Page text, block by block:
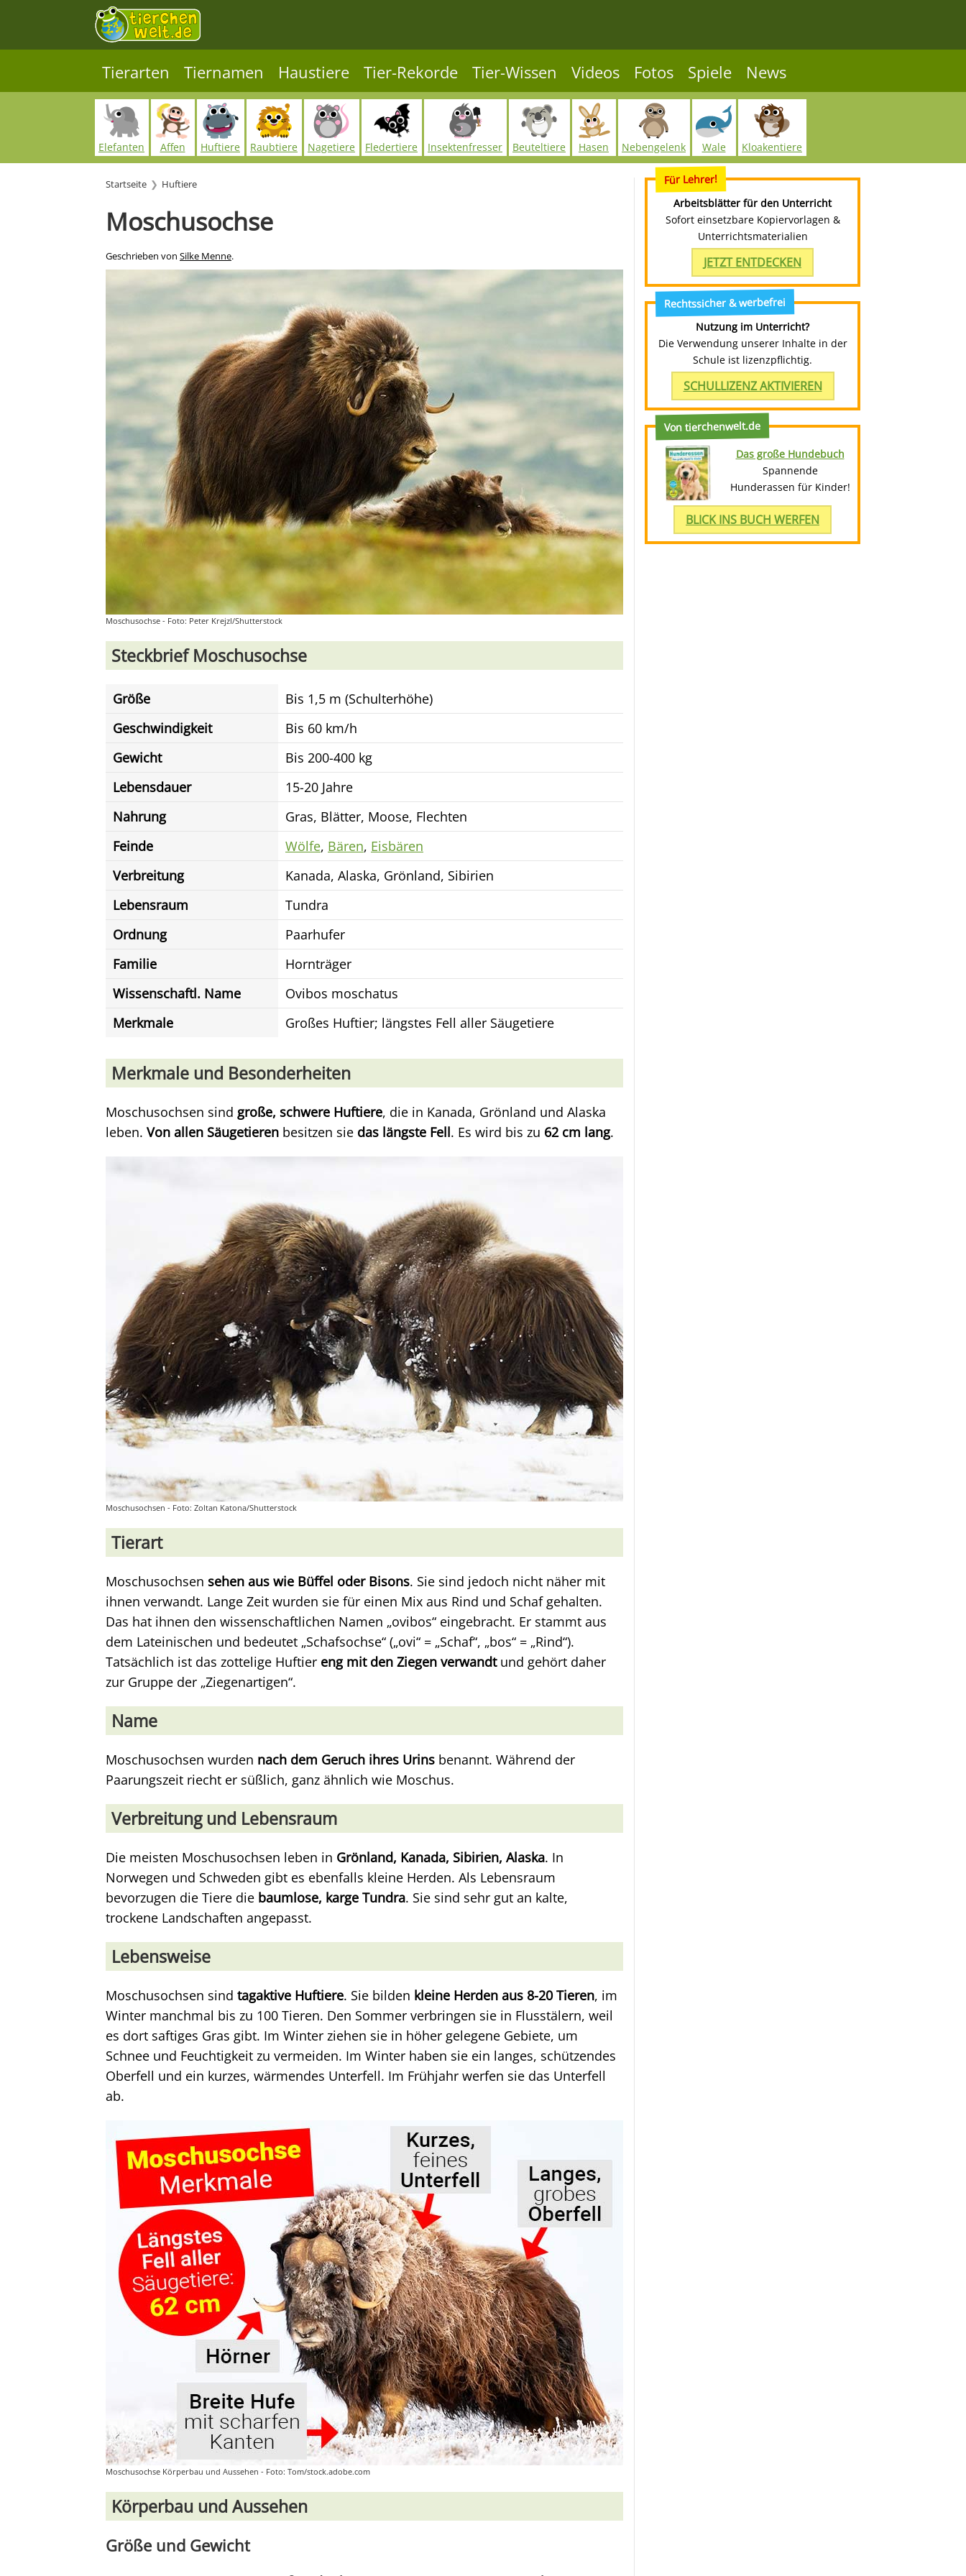
Tierarten Tiernamen Haustiere Tier-Rekorde Tier-Wissen Videos Fotos Spiele News
Elefanten Affen Huftiere Raubtiere Nagetiere Fledertiere Insektenfresser Beuteltiere Hasen Nebengelenk Wale Kloakentiere
Startseite Huftiere
Moschusochse
Geschrieben von Silke Menne.
Moschusochse - Foto: Peter Krejzl/Shutterstock
Steckbrief Moschusochse
Größe
Bis 1,5 m (Schulterhöhe)
Geschwindigkeit
Bis 60 km/h
Gewicht
Bis 200-400 kg
Lebensdauer
15-20 Jahre
Nahrung
Gras, Blätter, Moose, Flechten
Feinde
Wölfe, Bären, Eisbären
Verbreitung
Kanada, Alaska, Grönland, Sibirien
Lebensraum
Tundra
Ordnung
Paarhufer
Familie
Hornträger
Wissenschaftl. Name
Ovibos moschatus
Merkmale
Großes Huftier; längstes Fell aller Säugetiere
Merkmale und Besonderheiten
Moschusochsen sind große, schwere Huftiere, die in Kanada, Grönland und Alaska
leben. Von allen Säugetieren besitzen sie das längste Fell. Es wird bis zu 62 cm lang.
Moschusochsen - Foto: Zoltan Katona/Shutterstock
Tierart
Moschusochsen sehen aus wie Büffel oder Bisons. Sie sind jedoch nicht näher mit
ihnen verwandt. Lange Zeit wurden sie für einen Mix aus Rind und Schaf gehalten.
Das hat ihnen den wissenschaftlichen Namen „ovibos“ eingebracht. Er stammt aus
dem Lateinischen und bedeutet „Schafsochse“ („ovi“ = „Schaf“, „bos“ = „Rind“).
Tatsächlich ist das zottelige Huftier eng mit den Ziegen verwandtund gehört daher
zur Gruppe der „Ziegenartigen“.
Name
Moschusochsen wurden nach dem Geruch ihres Urins benannt. Während der
Paarungszeit riecht er süßlich, ganz ähnlich wie Moschus.
Verbreitung und Lebensraum
Die meisten Moschusochsen leben in Grönland, Kanada, Sibirien, Alaska. In
Norwegen und Schweden gibt es ebenfalls kleine Herden. Als Lebensraum
bevorzugen die Tiere die baumlose, karge Tundra. Sie sind sehr gut an kalte,
trockene Landschaften angepasst.
Lebensweise
Moschusochsen sind tagaktive Huftiere. Sie bilden kleine Herden aus 8-20 Tieren, im
Winter manchmal bis zu 100 Tieren. Den Sommer verbringen sie in Flusstälern, weil
es dort saftiges Gras gibt. Im Winter ziehen sie in höher gelegene Gebiete, um
Schnee und Feuchtigkeit zu vermeiden. Im Winter haben sie ein langes, schützendes
Oberfell und ein kurzes, wärmendes Unterfell. Im Frühjahr werfen sie das Unterfell
ab.
Moschusochse Körperbau und Aussehen - Foto: Tom/stock.adobe.com
Körperbau und Aussehen
Größe und Gewicht
Für Lehrer!
Arbeitsblätter für den Unterricht
Sofort einsetzbare Kopiervorlagen &
Unterrichtsmaterialien
JETZT ENTDECKEN
Rechtssicher & werbefrei
Nutzung im Unterricht?
Die Verwendung unserer Inhalte in der
Schule ist lizenzpflichtig.
SCHULLIZENZ AKTIVIEREN
Von tierchenwelt.de
Das große Hundebuch
Spannende
Hunderassen für Kinder!
BLICK INS BUCH WERFEN